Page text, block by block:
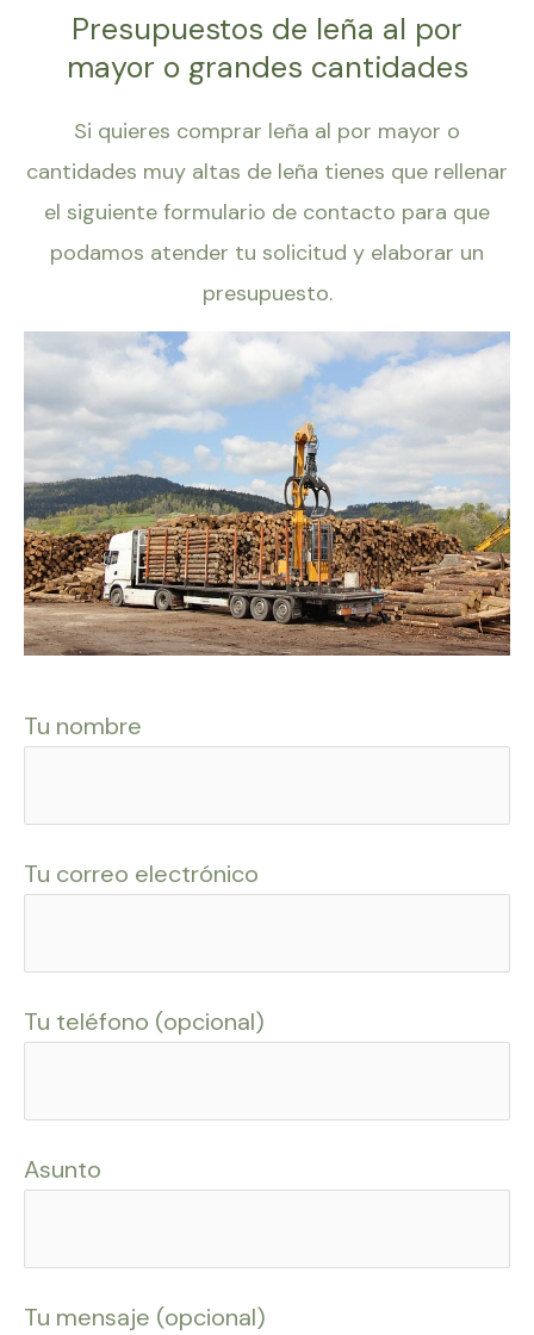
Presupuestos de leña al por
mayor o grandes cantidades
Si quieres comprar leña al por mayor o
cantidades muy altas de leña tienes que rellenar
el siguiente formulario de contacto para que
podamos atender tu solicitud y elaborar un
presupuesto.
Tu nombre
Tu correo electrónico
Tu teléfono (opcional)
Asunto
Tu mensaje (opcional)